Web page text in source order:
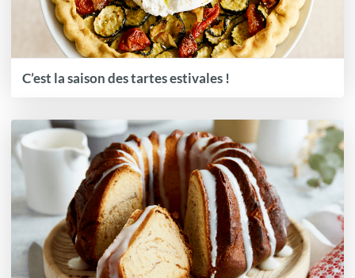
C’est la saison des tartes estivales !